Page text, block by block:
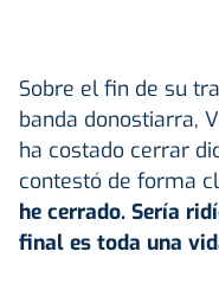
Sobre el fin de su
banda donostiarra,
ha costado cerrar
contestó de forma
he cerrado. Sería
final es toda una